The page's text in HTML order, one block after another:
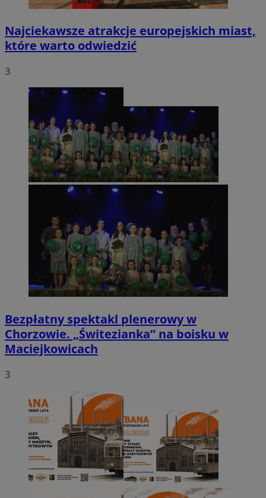
Najciekawsze atrakcje europejskich miast,
które warto odwiedzić
3
Bezpłatny spektakl plenerowy w
Chorzowie. „Świtezianka” na boisku w
Maciejkowicach
3